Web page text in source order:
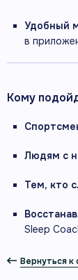
Удобный
в
Кому
Людям с
Тем, кто
Sleep
Вернуться к